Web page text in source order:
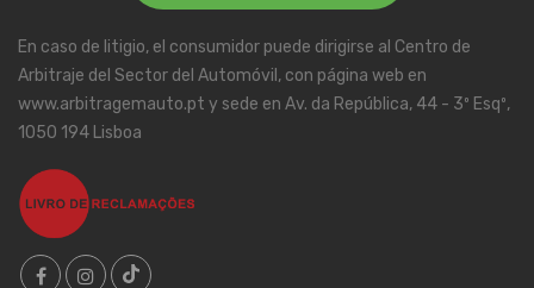
En caso de litigio, el consumidor puede dirigirse al Centro de
Arbitraje del Sector del Automóvil, con página web en
www.arbitragemauto.pt y sede en Av. da República, 44 - 3º Esqº,
1050 194 Lisboa